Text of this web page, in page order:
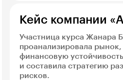
Кейс компании
Участница курса Жанара
проанализировала
финансовую
и составила стратегию
рисков.